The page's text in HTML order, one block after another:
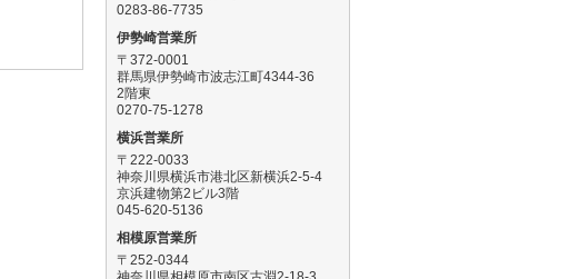
0283-86-7735
伊勢崎営業所
〒372-0001
群馬県伊勢崎市波志江町4344-36
2階東
0270-75-1278
横浜営業所
〒222-0033
神奈川県横浜市港北区新横浜2-5-4
京浜建物第2ビル3階
045-620-5136
相模原営業所
〒252-0344